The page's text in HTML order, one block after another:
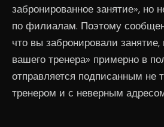
забронированное занятие», но
по филиалам. Поэтому
что вы забронировали занятие,
вашего тренера» примерно в
отправляется подписанным не
тренером и с неверным